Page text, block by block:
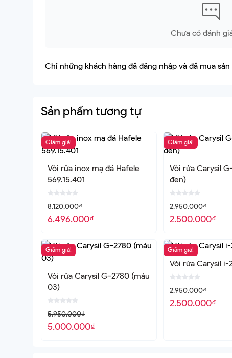
Chưa có đánh
Chỉ những khách hàng đã đăng nhập và đã mua
Sản phẩm tương tự
Giảm giá!
Vòi rửa inox mạ đá Hafele
569.15.401
8.120.000₫
6.496.000₫
Giảm giá!
Vòi rửa Carysil
đen)
2.950.000₫
2.500.000₫
Giảm giá!
Vòi rửa Carysil G-2780 (màu
03)
5.950.000₫
5.000.000₫
Giảm giá!
Vòi rửa Carysil i-
2.950.000₫
2.500.000₫